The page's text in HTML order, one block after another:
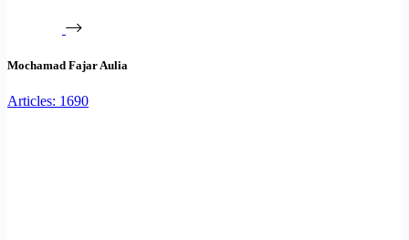
Mochamad Fajar Aulia
Articles: 1690